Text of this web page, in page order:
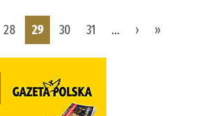
28 29 30 31 … › »